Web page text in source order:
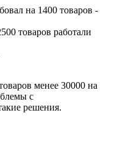
на 1400 товаров -
товаров работали
менее 30000 на
с
решения.